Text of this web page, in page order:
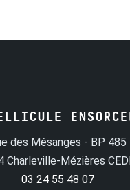
des Mésanges - BP 485
Charleville-Mézières
03 24 55 48 07